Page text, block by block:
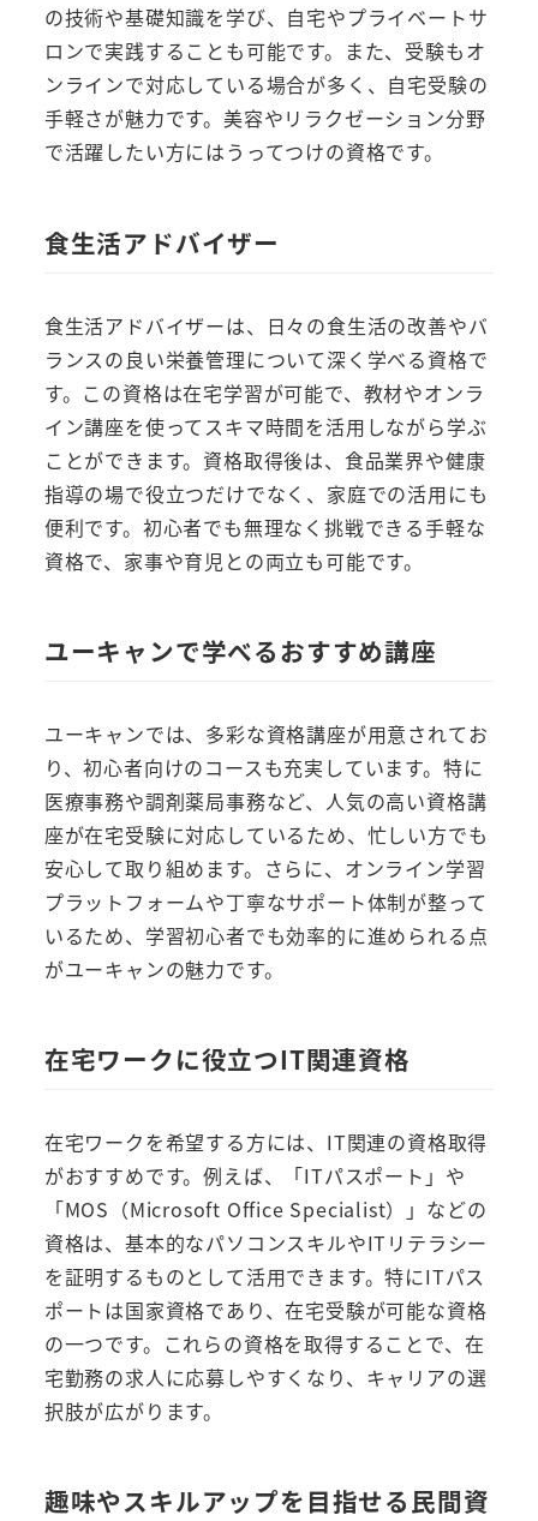
の技術や基礎知識を学び、自宅やプライベートサ
ロンで実践することも可能です。また、受験もオ
ンラインで対応している場合が多く、自宅受験の
手軽さが魅力です。美容やリラクゼーション分野
で活躍したい方にはうってつけの資格です。
食生活アドバイザー
食生活アドバイザーは、日々の食生活の改善やバ
ランスの良い栄養管理について深く学べる資格で
す。この資格は在宅学習が可能で、教材やオンラ
イン講座を使ってスキマ時間を活用しながら学ぶ
ことができます。資格取得後は、食品業界や健康
指導の場で役立つだけでなく、家庭での活用にも
便利です。初心者でも無理なく挑戦できる手軽な
資格で、家事や育児との両立も可能です。
ユーキャンで学べるおすすめ講座
ユーキャンでは、多彩な資格講座が用意されてお
り、初心者向けのコースも充実しています。特に
医療事務や調剤薬局事務など、人気の高い資格講
座が在宅受験に対応しているため、忙しい方でも
安心して取り組めます。さらに、オンライン学習
プラットフォームや丁寧なサポート体制が整って
いるため、学習初心者でも効率的に進められる点
がユーキャンの魅力です。
在宅ワークに役立つIT関連資格
在宅ワークを希望する方には、IT関連の資格取得
がおすすめです。例えば、「ITパスポート」や
「MOS（Microsoft Office Specialist）」などの
資格は、基本的なパソコンスキルやITリテラシー
を証明するものとして活用できます。特にITパス
ポートは国家資格であり、在宅受験が可能な資格
の一つです。これらの資格を取得することで、在
宅勤務の求人に応募しやすくなり、キャリアの選
択肢が広がります。
趣味やスキルアップを目指せる民間資